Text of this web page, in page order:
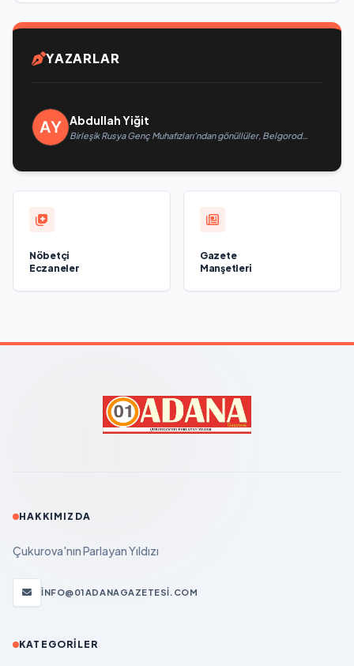
YAZARLAR
Abdullah Yiğit
Birleşik Rusya Genç Muhafızları’ndan gönüllüler, Belgorod
Nöbetçi
Eczaneler
Gazete
Manşetleri
HAKKIMIZDA
Çukurova'nın Parlayan Yıldızı
INFO@01ADANAGAZETESI.COM
KATEGORILER